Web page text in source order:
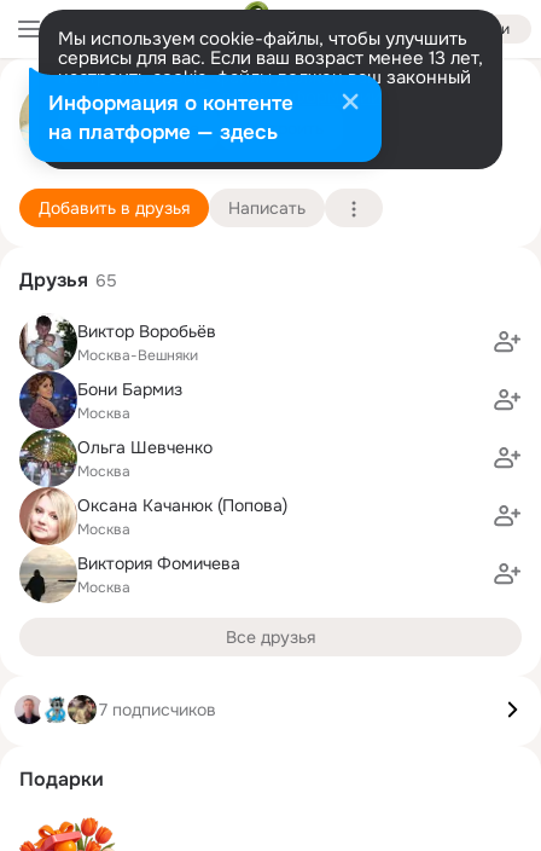
Войти
Мы используем cookie-файлы, чтобы улучшить
сервисы для вас. Если ваш возраст менее 13 лет,
настроить cookie-файлы должен ваш законный
представитель. Больше информации
Разрешить все Настроить
Наташа Арчакова
Москва 30 декабря (38 лет)
Подробнее
Добавить в друзья Написать
Друзья 65
Виктор Воробьёв
Москва-Вешняки
Бони Бармиз
Москва
Ольга Шевченко
Москва
Оксана Качанюк (Попова)
Москва
Виктория Фомичева
Москва
Все друзья
7 подписчиков
Подарки
Информация о контенте
на платформе — здесь